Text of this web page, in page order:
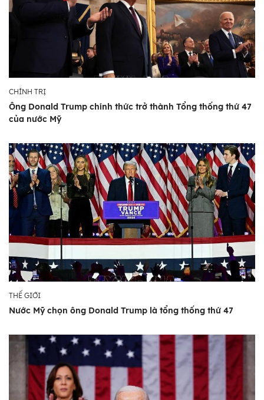
CHÍNH TRỊ
Ông Donald Trump chính thức trở thành Tổng thống thứ 47
của nước Mỹ
THẾ GIỚI
Nước Mỹ chọn ông Donald Trump là tổng thống thứ 47